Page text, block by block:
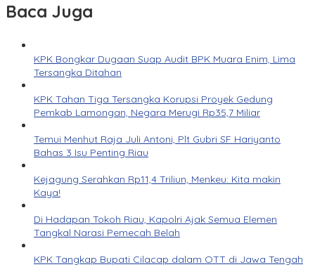
Baca Juga
KPK Bongkar Dugaan Suap Audit BPK Muara Enim, Lima
Tersangka Ditahan
KPK Tahan Tiga Tersangka Korupsi Proyek Gedung
Pemkab Lamongan, Negara Merugi Rp35,7 Miliar
Temui Menhut Raja Juli Antoni, Plt Gubri SF Hariyanto
Bahas 3 Isu Penting Riau
Kejagung Serahkan Rp11,4 Triliun, Menkeu: Kita makin
Kaya!
Di Hadapan Tokoh Riau, Kapolri Ajak Semua Elemen
Tangkal Narasi Pemecah Belah
KPK Tangkap Bupati Cilacap dalam OTT di Jawa Tengah